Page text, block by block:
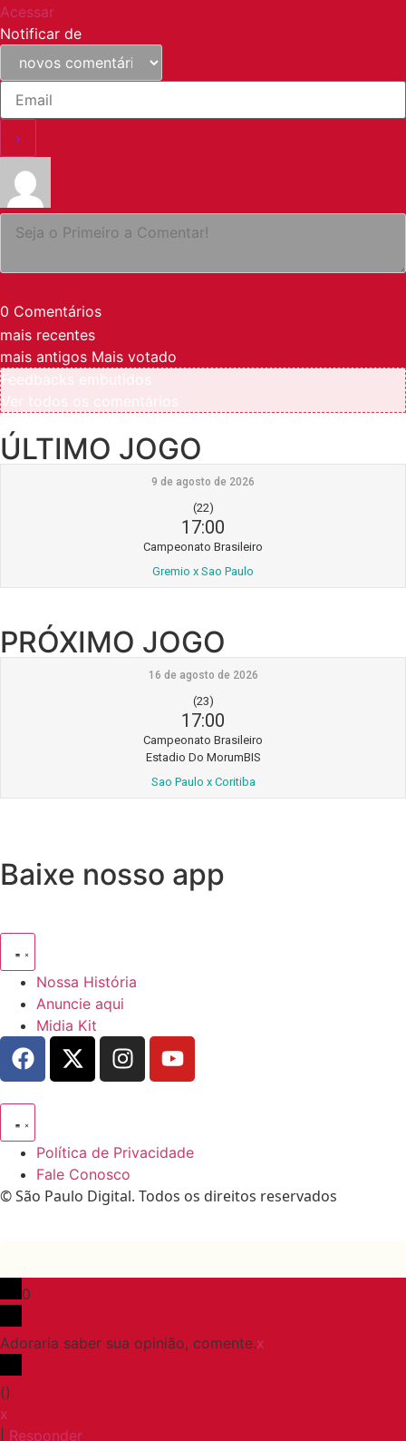
Acessar
Notificar de
0 Comentários
mais recentes
mais antigos Mais votado
ÚLTIMO JOGO
9 de agosto de 2026
(22)
17:00
Campeonato Brasileiro
Gremio x Sao Paulo
PRÓXIMO JOGO
16 de agosto de 2026
(23)
17:00
Campeonato Brasileiro
Estadio Do MorumBIS
Sao Paulo x Coritiba
Baixe nosso app
Nossa História
Anuncie aqui
Midia Kit
Política de Privacidade
Fale Conosco
© São Paulo Digital. Todos os direitos reservados
0
Adoraria saber sua opinião, comente.x
()
x
Responder